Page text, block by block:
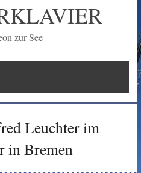
zur See
Leuchter im
in Bremen